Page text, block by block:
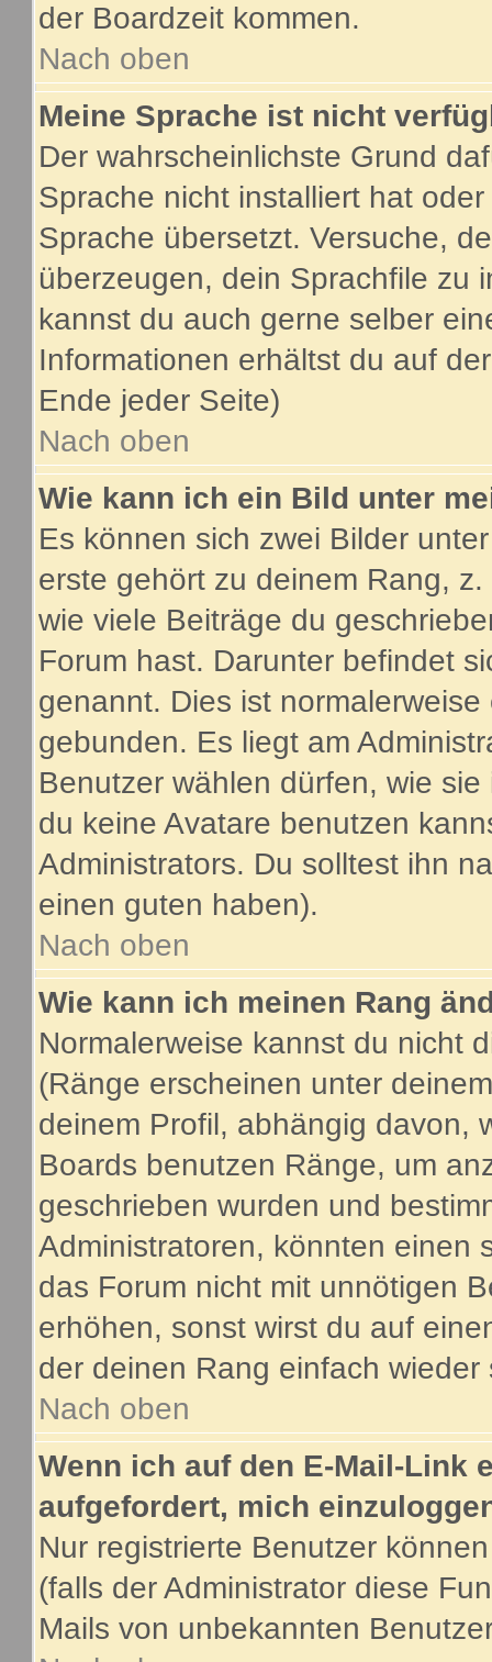
der Boardzeit kommen.
Nach oben
Meine Sprache ist nicht
Der wahrscheinlichste Grund
Sprache nicht installiert hat
Sprache übersetzt. Versuche,
überzeugen, dein Sprachfile zu
kannst du auch gerne selber
Informationen erhältst du auf
Ende jeder Seite)
Nach oben
Wie kann ich ein Bild unter
Es können sich zwei Bilder
erste gehört zu deinem Rang,
wie viele Beiträge du
Forum hast. Darunter befindet
genannt. Dies ist
gebunden. Es liegt am
Benutzer wählen dürfen, wie
du keine Avatare benutzen
Administrators. Du solltest ihn
einen guten haben).
Nach oben
Wie kann ich meinen Rang
Normalerweise kannst du nicht
(Ränge erscheinen unter
deinem Profil, abhängig davon,
Boards benutzen Ränge, um
geschrieben wurden und
Administratoren, könnten einen
das Forum nicht mit unnötigen
erhöhen, sonst wirst du auf
der deinen Rang einfach wieder
Nach oben
Wenn ich auf den E-Mail-Link
aufgefordert, mich
Nur registrierte Benutzer
(falls der Administrator diese
Mails von unbekannten